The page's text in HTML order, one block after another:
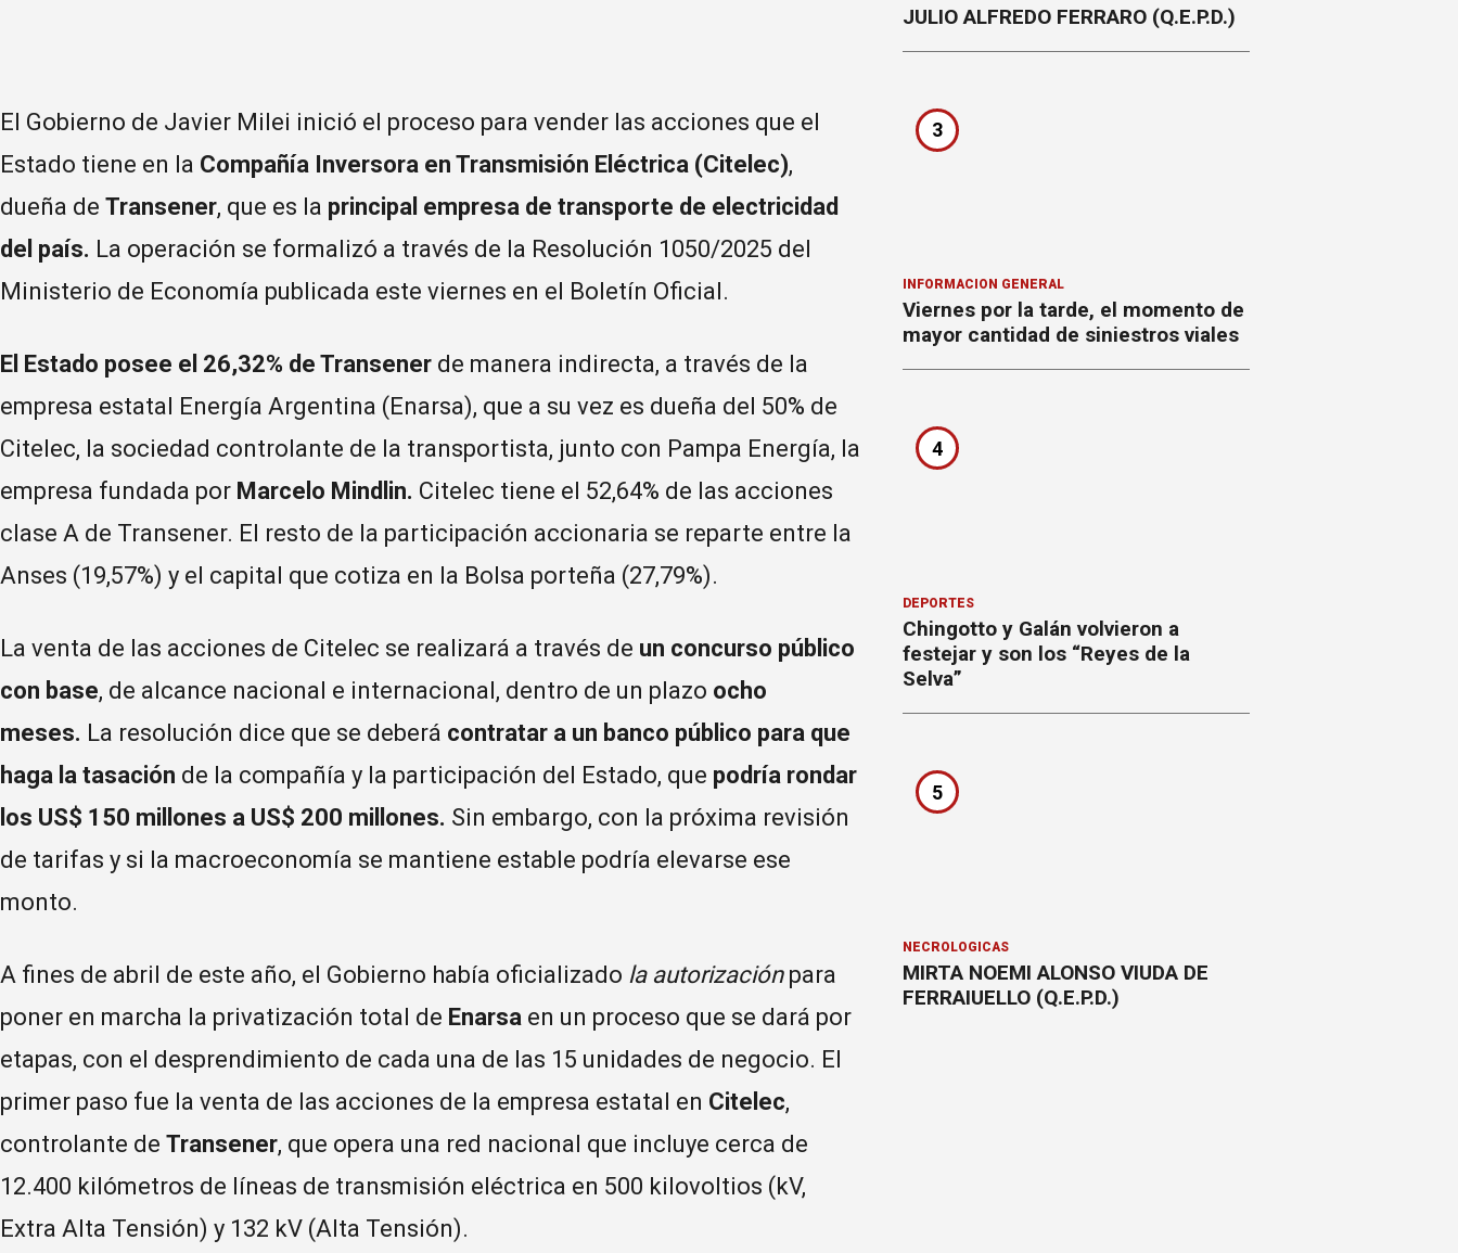
El Gobierno de Javier Milei inició el proceso para vender las acciones que el
Estado tiene en la Compañía Inversora en Transmisión Eléctrica (Citelec),
dueña de Transener, que es la principal empresa de transporte de electricidad
del país. La operación se formalizó a través de la Resolución 1050/2025 del
Ministerio de Economía publicada este viernes en el Boletín Oficial.
El Estado posee el 26,32% de Transener de manera indirecta, a través de la
empresa estatal Energía Argentina (Enarsa), que a su vez es dueña del 50% de
Citelec, la sociedad controlante de la transportista, junto con Pampa Energía, la
empresa fundada por Marcelo Mindlin. Citelec tiene el 52,64% de las acciones
clase A de Transener. El resto de la participación accionaria se reparte entre la
Anses (19,57%) y el capital que cotiza en la Bolsa porteña (27,79%).
La venta de las acciones de Citelec se realizará a través de un concurso público
con base, de alcance nacional e internacional, dentro de un plazo ocho
meses. La resolución dice que se deberá contratar a un banco público para que
haga la tasación de la compañía y la participación del Estado, que podría rondar
los US$ 150 millones a US$ 200 millones. Sin embargo, con la próxima revisión
de tarifas y si la macroeconomía se mantiene estable podría elevarse ese
monto.
A fines de abril de este año, el Gobierno había oficializado la autorizaciónpara
poner en marcha la privatización total de Enarsa en un proceso que se dará por
etapas, con el desprendimiento de cada una de las 15 unidades de negocio. El
primer paso fue la venta de las acciones de la empresa estatal en Citelec,
controlante de Transener, que opera una red nacional que incluye cerca de
12.400 kilómetros de líneas de transmisión eléctrica en 500 kilovoltios (kV,
Extra Alta Tensión) y 132 kV (Alta Tensión).
JULIO ALFREDO FERRARO (Q.E.P.D.)
3
INFORMACION GENERAL
Viernes por la tarde, el momento de
mayor cantidad de siniestros viales
4
DEPORTES
Chingotto y Galán volvieron a
festejar y son los “Reyes de la
Selva”
5
NECROLÓGICAS
MIRTA NOEMI ALONSO VIUDA DE
FERRAIUELLO (Q.E.P.D.)